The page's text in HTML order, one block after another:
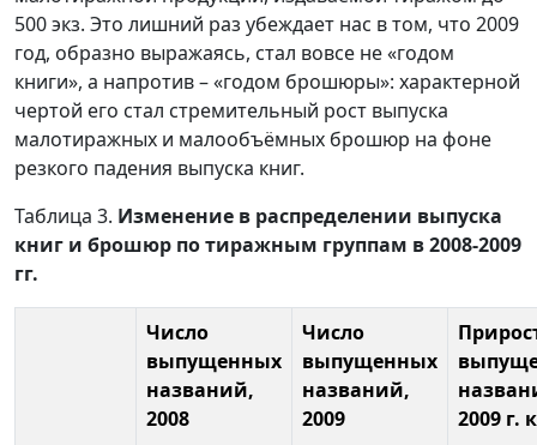
500 экз. Это лишний раз убеждает нас в том, что 2009
год, образно выражаясь, стал вовсе не «годом
книги», а напротив – «годом брошюры»: характерной
чертой его стал стремительный рост выпуска
малотиражных и малообъёмных брошюр на фоне
резкого падения выпуска книг.
Таблица 3. Изменение в распределении выпуска
книг и брошюр по тиражным группам в 2008-2009
гг.
Число
выпущенных
названий,
2008
Число
выпущенных
названий,
2009
2009 г.